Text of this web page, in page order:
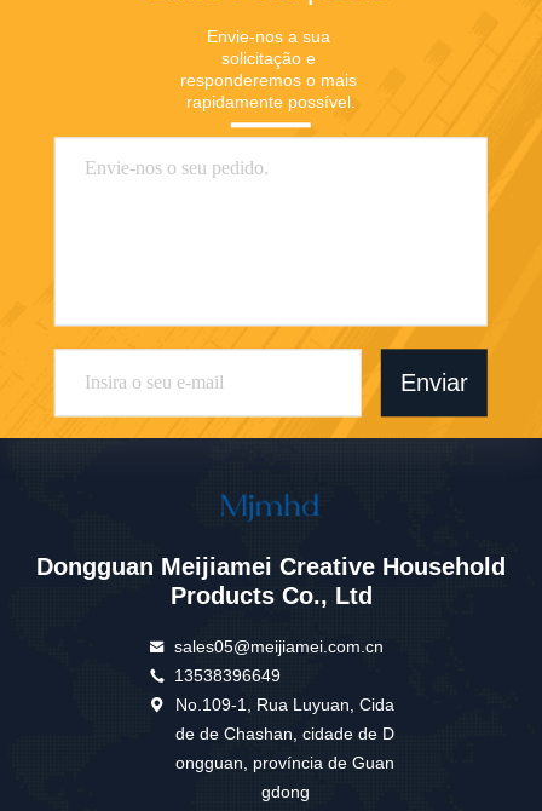
Envie-nos a sua
solicitação e
responderemos o mais
rapidamente possível.
Enviar
Dongguan Meijiamei Creative Household
Products Co., Ltd
sales05@meijiamei.com.cn
13538396649
No.109-1, Rua Luyuan, Cida
de de Chashan, cidade de D
ongguan, província de Guan
gdong